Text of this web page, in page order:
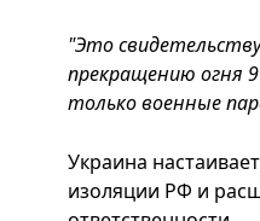
"Это
прекращению огня
только военные
Украина
изоляции РФ и